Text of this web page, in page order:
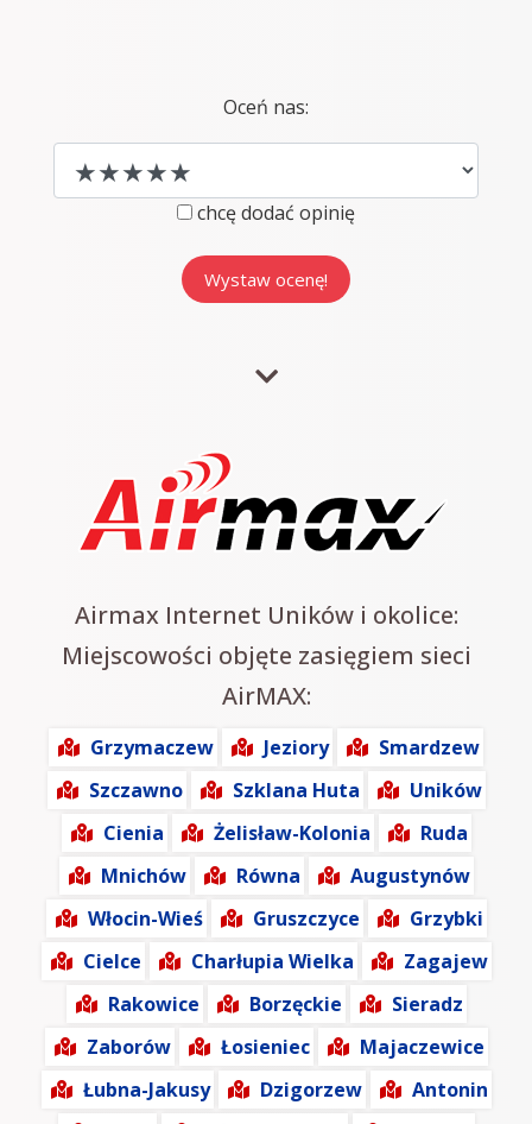
Oceń nas:
chcę dodać opinię
Airmax Internet Uników i okolice:
Miejscowości objęte zasięgiem sieci
AirMAX:
Grzymaczew Jeziory
Smardzew
Szczawno
Szklana Huta
Uników
Cienia
Żelisław-Kolonia
Ruda
Mnichów
Równa
Augustynów
Włocin-Wieś
Gruszczyce
Grzybki
Cielce
Charłupia Wielka
Zagajew
Rakowice
Borzęckie
Sieradz
Zaborów
Łosieniec
Majaczewice
Łubna-Jakusy
Dzigorzew
Antonin